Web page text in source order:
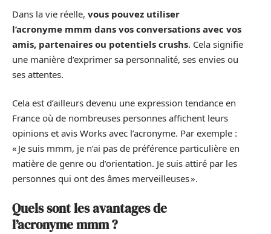
Dans la vie réelle, vous pouvez utiliser
l’acronyme mmm dans vos conversations avec vos
amis, partenaires ou potentiels crushs. Cela signifie
une manière d’exprimer sa personnalité, ses envies ou
ses attentes.
Cela est d’ailleurs devenu une expression tendance en
France où de nombreuses personnes affichent leurs
opinions et avis Works avec l’acronyme. Par exemple :
« Je suis mmm, je n’ai pas de préférence particulière en
matière de genre ou d’orientation. Je suis attiré par les
personnes qui ont des âmes merveilleuses ».
Quels sont les avantages de
l’acronyme mmm ?